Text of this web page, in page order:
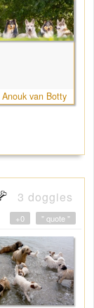
Anouk van Botty
3 doggies
" quote "
+0